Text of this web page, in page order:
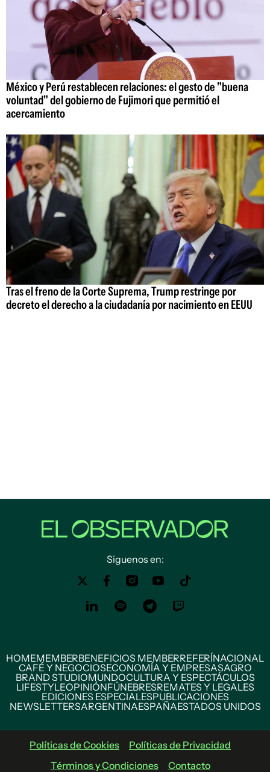
México y Perú restablecen relaciones: el gesto de "buena
voluntad" del gobierno de Fujimori que permitió el
acercamiento
Tras el freno de la Corte Suprema, Trump restringe por
decreto el derecho a la ciudadanía por nacimiento en EEUU
Siguenos en:
HOMEMEMBERBENEFICIOS MEMBERREFERÍNACIONAL
CAFÉ Y NEGOCIOSECONOMÍA Y EMPRESASAGRO
BRAND STUDIOMUNDOCULTURA Y ESPECTÁCULOS
LIFESTYLEOPINIÓNFÚNEBRESREMATES Y LEGALES
EDICIONES ESPECIALESPUBLICACIONES
NEWSLETTERSARGENTINAESPAÑAESTADOS UNIDOS
Políticas de Cookies
Políticas de Privacidad
Términos y Condiciones
Contacto